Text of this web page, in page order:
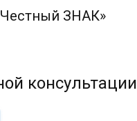
ЗНАК»
консультации